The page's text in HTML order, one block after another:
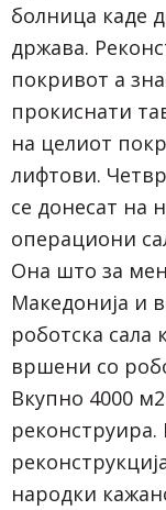
болница каде
држава.
покривот а
прокиснати
на целиот
лифтови.
се донесат на
операциони
Она што за
Македонија и
роботска сала
вршени со
Вкупно 4000
народки